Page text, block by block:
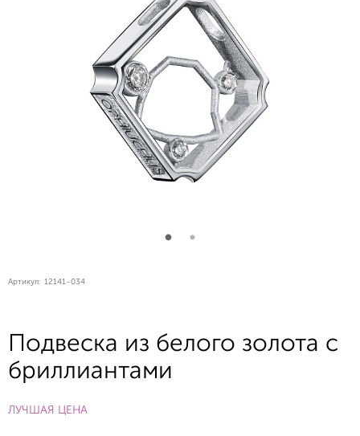
Артикул: 12141-034
Подвеска из белого золота с
бриллиантами
ЛУЧШАЯ ЦЕНА